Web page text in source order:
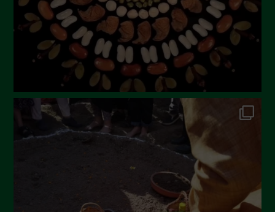
Marzo 2023
Febbraio 2023
Dicembre 2022
Novembre 2022
Ottobre 2022
Settembre 2022